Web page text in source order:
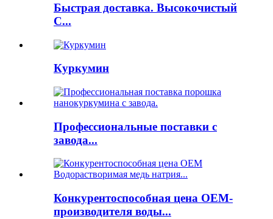
Быстрая доставка. Высокочистый
C...
Куркумин
Профессиональные поставки с
завода...
Конкурентоспособная цена OEM-
производителя воды...